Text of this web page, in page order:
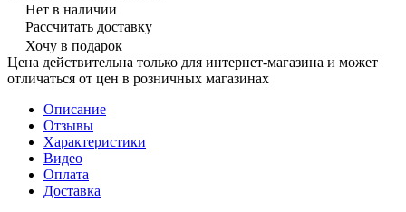
Нет в наличии
Рассчитать доставку
Хочу в подарок
Цена действительна только для интернет-магазина и может
отличаться от цен в розничных магазинах
Описание
Отзывы
Характеристики
Видео
Оплата
Доставка